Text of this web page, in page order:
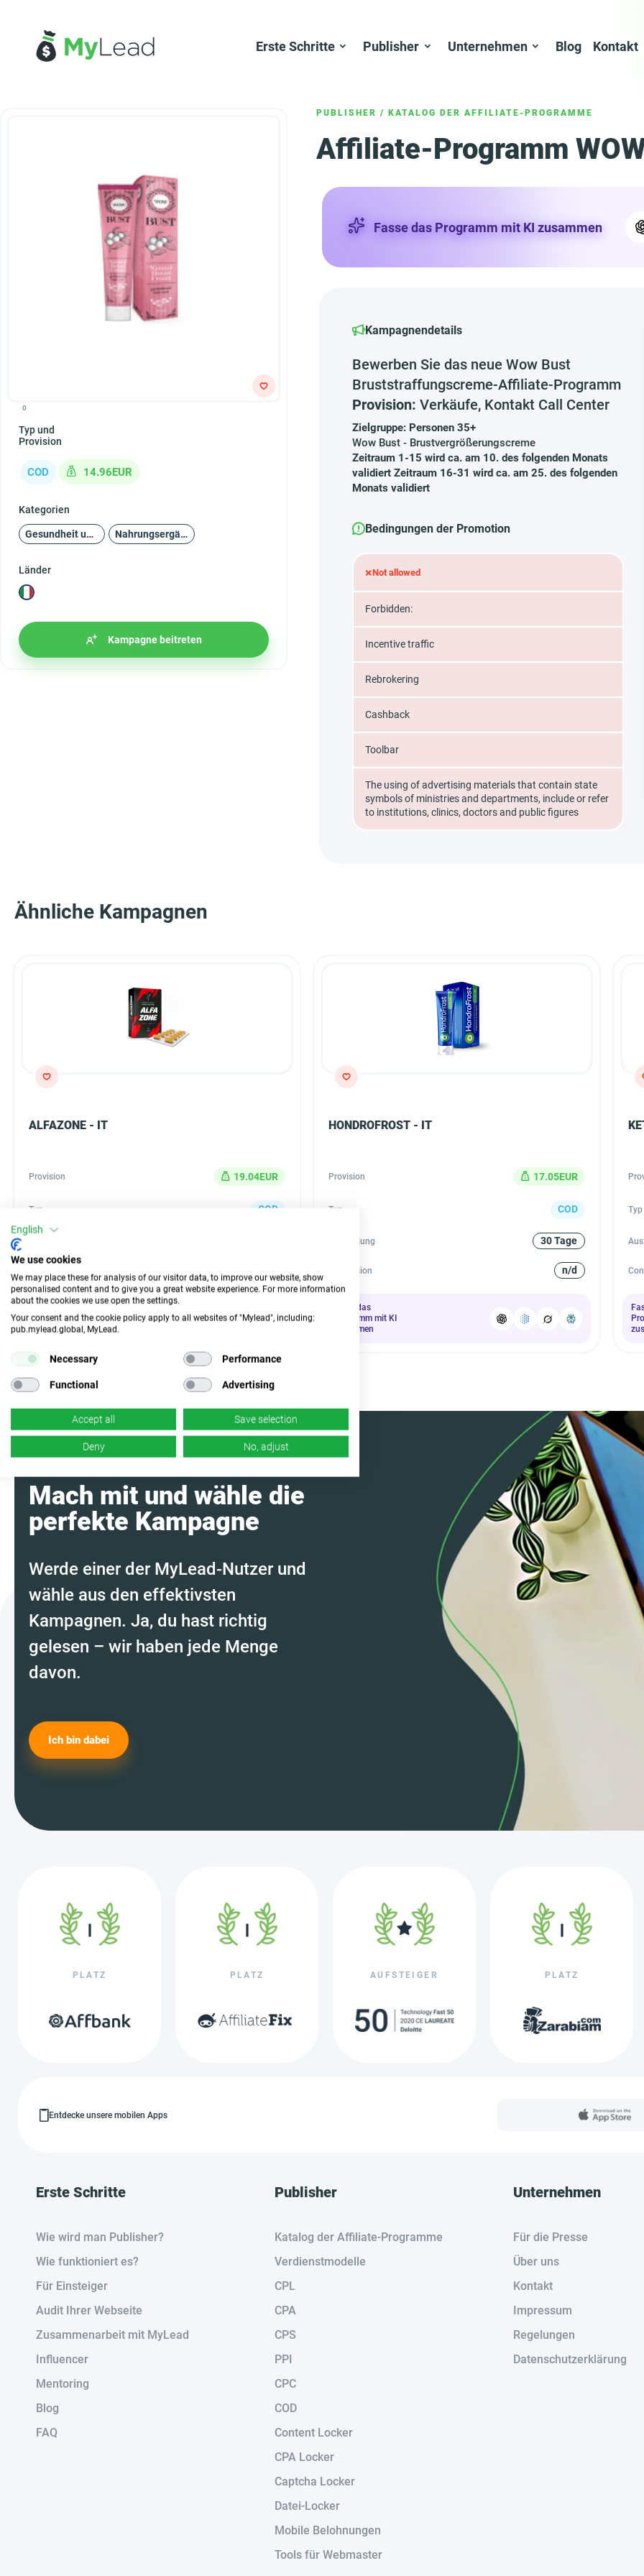
Erste Schritte Publisher Unternehmen Blog Kontakt
PUBLISHER / KATALOG DER AFFILIATE-PROGRAMME
Affiliate-Programm
0
Typ und
Provision
COD 14.96EUR
Kategorien
Gesundheit und Schönheit Nahrungsergänzungsmittel
Länder
Kampagne beitreten
Fasse das Programm mit KI zusammen
Kampagnendetails
Bewerben Sie das neue Wow Bust
Bruststraffungscreme-Affiliate-Programm
Provision: Verkäufe, Kontakt Call Center
Zielgruppe: Personen 35+
Wow Bust - Brustvergrößerungscreme
Zeitraum 1-15 wird ca. am 10. des folgenden Monats
validiert Zeitraum 16-31 wird ca. am 25. des folgenden
Monats validiert
Bedingungen der Promotion
×Not allowed
Forbidden:
Incentive traffic
Rebrokering
Cashback
Toolbar
The using of advertising materials that contain state
symbols of ministries and departments, include or refer
to institutions, clinics, doctors and public figures
Ähnliche Kampagnen
ALFAZONE - IT
Provision 19.04EUR
Typ COD
Programm mit KI
zusammen
HONDROFROST - IT
Provision 17.05EUR
Typ COD
Auszahlung 30 Tage
Conversion n/d
Fasse das
Programm mit KI
zusammen
Typ
Mach mit und wähle die
perfekte Kampagne
Werde einer der MyLead-Nutzer und
wähle aus den effektivsten
Kampagnen. Ja, du hast richtig
gelesen – wir haben jede Menge
davon.
Ich bin dabei
PLATZ PLATZ AUFSTEIGER PLATZ
Entdecke unsere mobilen Apps
Erste Schritte
Wie wird man Publisher?
Wie funktioniert es?
Für Einsteiger
Audit Ihrer Webseite
Zusammenarbeit mit MyLead
Influencer
Mentoring
Blog
FAQ
Publisher
Katalog der Affiliate-Programme
Verdienstmodelle
CPL
CPA
CPS
PPI
CPC
COD
Content Locker
CPA Locker
Captcha Locker
Datei-Locker
Mobile Belohnungen
Tools für Webmaster
Unternehmen
Für die Presse
Über uns
Kontakt
Impressum
Regelungen
Datenschutzerklärung
English
We use cookies
We may place these for analysis of our visitor data, to improve our website, show
personalised content and to give you a great website experience. For more information
about the cookies we use open the settings.
Your consent and the cookie policy apply to all websites of "Mylead", including:
pub.mylead.global, MyLead.
Necessary Performance
Functional Advertising
Accept all Save selection
Deny No, adjust